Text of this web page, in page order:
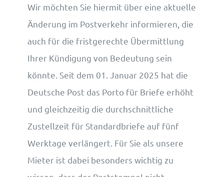
Wir möchten Sie hiermit über eine aktuelle
Änderung im Postverkehr informieren, die
auch für die fristgerechte Übermittlung
Ihrer Kündigung von Bedeutung sein
könnte. Seit dem 01. Januar 2025 hat die
Deutsche Post das Porto für Briefe erhöht
und gleichzeitig die durchschnittliche
Zustellzeit für Standardbriefe auf fünf
Werktage verlängert. Für Sie als unsere
Mieter ist dabei besonders wichtig zu